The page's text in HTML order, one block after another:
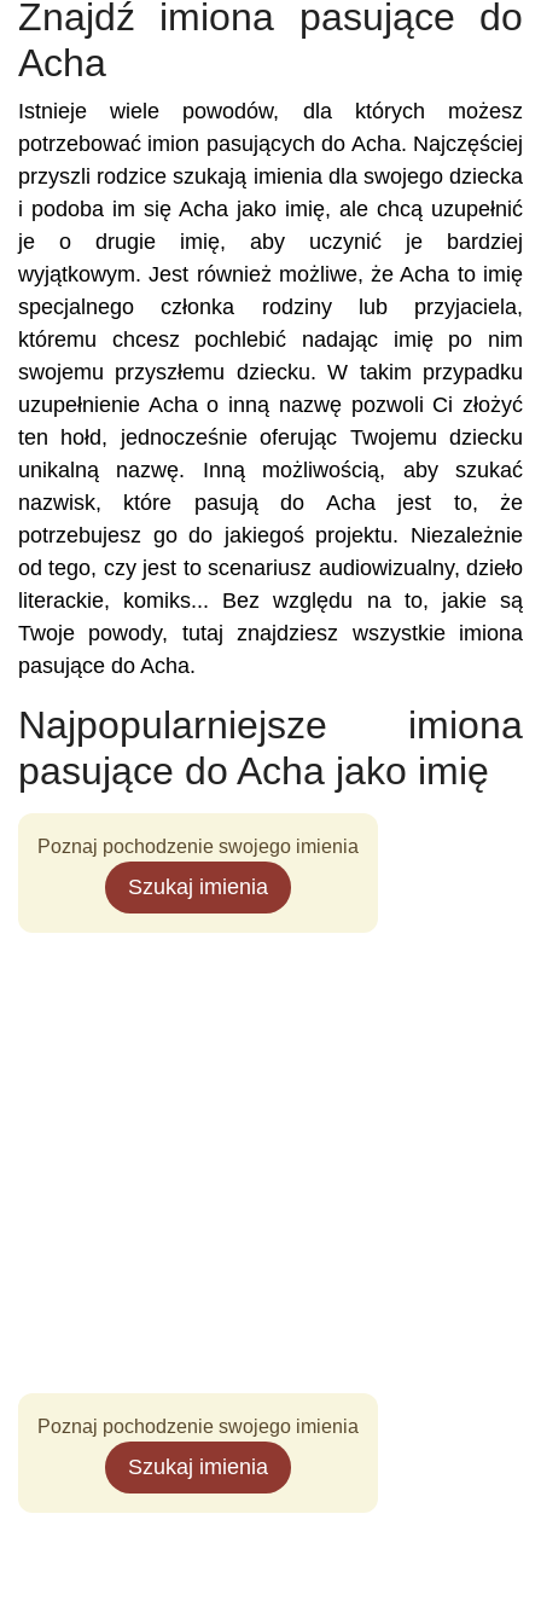
Znajdź imiona pasujące do
Acha
Istnieje wiele powodów, dla których możesz
potrzebować imion pasujących do Acha. Najczęściej
przyszli rodzice szukają imienia dla swojego dziecka
i podoba im się Acha jako imię, ale chcą uzupełnić
je o drugie imię, aby uczynić je bardziej
wyjątkowym. Jest również możliwe, że Acha to imię
specjalnego członka rodziny lub przyjaciela,
któremu chcesz pochlebić nadając imię po nim
swojemu przyszłemu dziecku. W takim przypadku
uzupełnienie Acha o inną nazwę pozwoli Ci złożyć
ten hołd, jednocześnie oferując Twojemu dziecku
unikalną nazwę. Inną możliwością, aby szukać
nazwisk, które pasują do Acha jest to, że
potrzebujesz go do jakiegoś projektu. Niezależnie
od tego, czy jest to scenariusz audiowizualny, dzieło
literackie, komiks... Bez względu na to, jakie są
Twoje powody, tutaj znajdziesz wszystkie imiona
pasujące do Acha.
Najpopularniejsze imiona
pasujące do Acha jako imię
Poznaj pochodzenie swojego imienia
Szukaj imienia
Poznaj pochodzenie swojego imienia
Szukaj imienia